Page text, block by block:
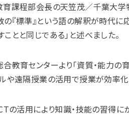
育課程部会長の天笠茂／千葉大学
の『標準』という語の解釈が時代
とと同じである」と述べました。
合教育センターより「資質・能力
ルや遠隔授業の活用で授業が効率
の活用により知識・技能の習得